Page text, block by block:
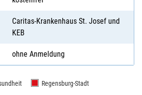
Caritas-Krankenhaus St. Josef und
KEB
ohne Anmeldung
Regensburg-Stadt